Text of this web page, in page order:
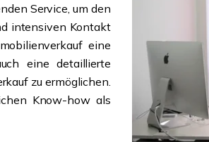
Service, um den
intensiven Kontakt
eine
eine detaillierte
zu ermöglichen.
Know-how als